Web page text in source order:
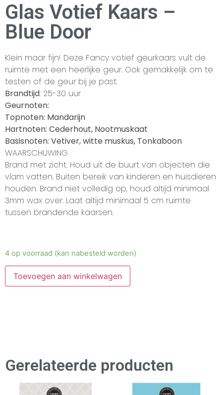
Glas Votief Kaars –
Blue Door
Klein maar fijn! Deze Fancy votief geurkaars vult de
ruimte met een heerlijke geur. Ook gemakkelijk om te
testen of de geur bij je past.
Brandtijd: 25-30 uur
Geurnoten:
Topnoten: Mandarijn
Hartnoten: Cederhout, Nootmuskaat
Basisnoten: Vetiver, witte muskus, Tonkaboon
WAARSCHUWING
Brand met zicht. Houd uit de buurt van objecten die
vlam vatten. Buiten bereik van kinderen en huisdieren
houden. Brand niet volledig op, houd altijd minimaal
3mm wax over. Laat altijd minimaal 5 cm ruimte
tussen brandende kaarsen.
4 op voorraad (kan nabesteld worden)
Toevoegen aan winkelwagen
Gerelateerde producten